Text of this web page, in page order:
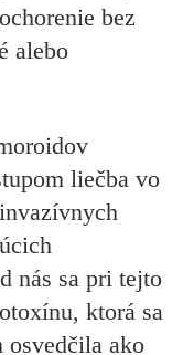
bez
alebo
liečba vo
nás sa pri tejto
ktorá sa
ako